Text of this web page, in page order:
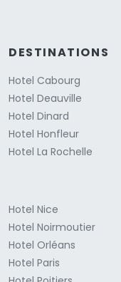
DESTINATIONS
Hotel Cabourg
Hotel Deauville
Hotel Dinard
Hotel Honfleur
Hotel La Rochelle
Hotel Nice
Hotel Noirmoutier
Hotel Orléans
Hotel Paris